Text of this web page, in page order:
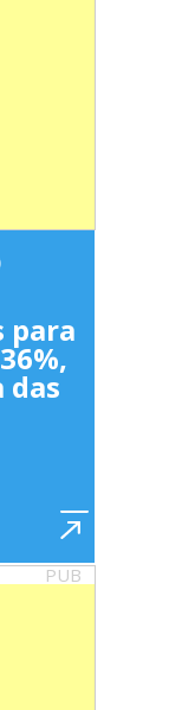
para
das
PUB